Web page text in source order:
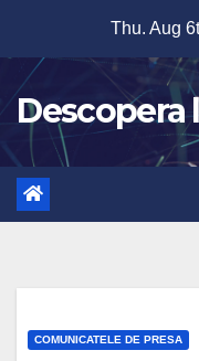
content
Thu. Aug
COMUNICATELE DE PRESA